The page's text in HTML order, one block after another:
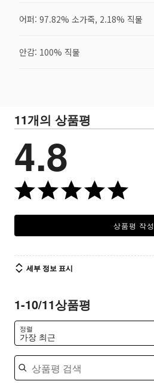
어퍼: 97.82% 소가죽, 2.18% 직물
안감: 100% 직물
11개의 상품평
4.8
상품평 작성
세부 정보 표시
1-10/11상품평
정렬
가장 최근
상품평 검색